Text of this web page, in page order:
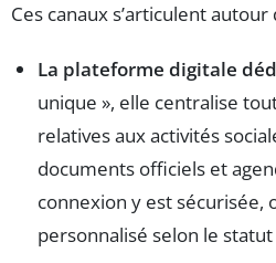
Ces canaux s’articulent autour
La plateforme digitale
unique », elle centralise
relatives aux activités
documents officiels et
connexion y est sécurisée,
personnalisé selon le